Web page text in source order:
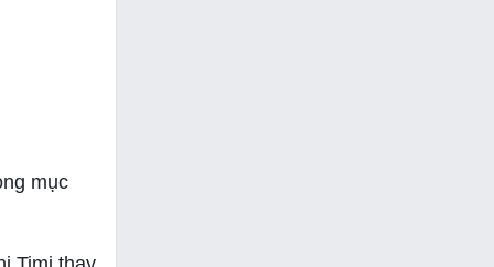
mục